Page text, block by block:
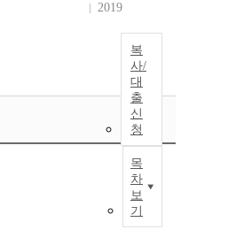
2019
복
사/
대
출
신
청
목
차
보
기